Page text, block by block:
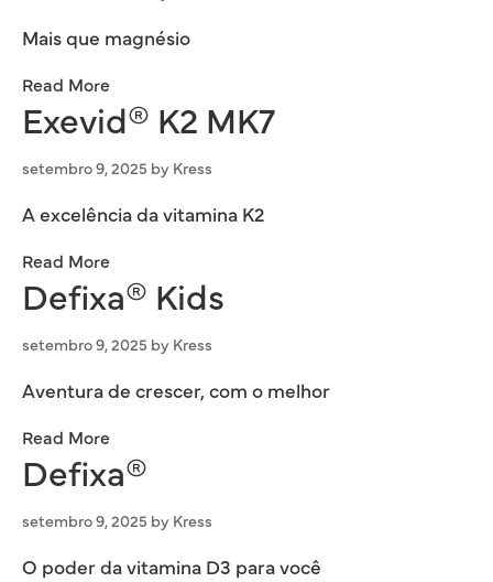
Mais que magnésio
Read More
Exevid® K2 MK7
setembro 9, 2025 by Kress
A excelência da vitamina K2
Read More
Defixa® Kids
setembro 9, 2025 by Kress
Aventura de crescer, com o melhor
Read More
Defixa®
setembro 9, 2025 by Kress
O poder da vitamina D3 para você